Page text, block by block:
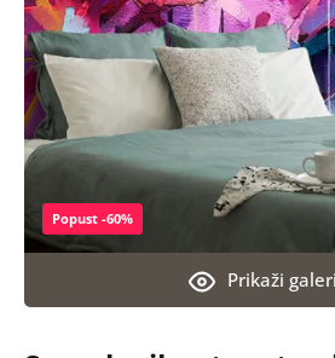
Prikaži
Popust -60%